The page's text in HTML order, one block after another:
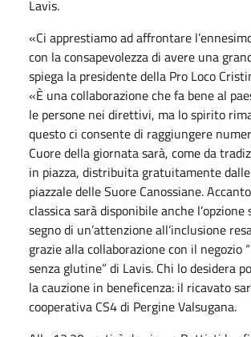
Lavis.
«Ci apprestiamo ad affrontare
con la consapevolezza di avere una
spiega la presidente della Pro Loco
«È una collaborazione che fa bene al
le persone nei direttivi, ma lo spirito
questo ci consente di raggiungere
Cuore della giornata sarà, come da
in piazza, distribuita gratuitamente
piazzale delle Suore Canossiane.
classica sarà disponibile anche
segno di un’attenzione all’inclusione
grazie alla collaborazione con il negozio
senza glutine” di Lavis. Chi lo desidera
la cauzione in beneficenza: il ricavato
cooperativa CS4 di Pergine Valsugana.